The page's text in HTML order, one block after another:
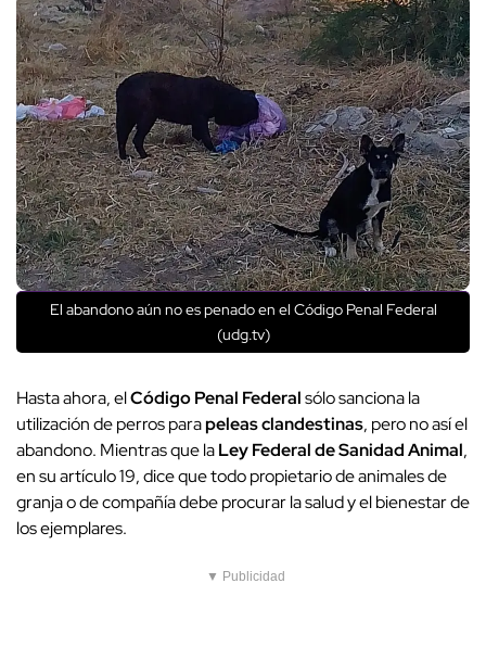
El abandono aún no es penado en el Código Penal Federal
(udg.tv)
Hasta ahora, elCódigo Penal Federalsólo sanciona la
utilización de perros parapeleas clandestinas, pero no así el
abandono. Mientras que laLey Federal de Sanidad Animal,
en su artículo 19, dice que todo propietario de animales de
granja o de compañía debe procurar la salud y el bienestar de
los ejemplares.
▼ Publicidad